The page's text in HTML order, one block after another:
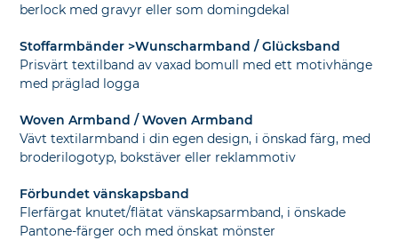
berlock med gravyr eller som domingdekal
Stoffarmbänder >Wunscharmband / Glücksband
Prisvärt textilband av vaxad bomull med ett motivhänge
med präglad logga
Woven Armband / Woven Armband
Vävt textilarmband i din egen design, i önskad färg, med
broderilogotyp, bokstäver eller reklammotiv
Förbundet vänskapsband
Flerfärgat knutet/flätat vänskapsarmband, i önskade
Pantone-färger och med önskat mönster